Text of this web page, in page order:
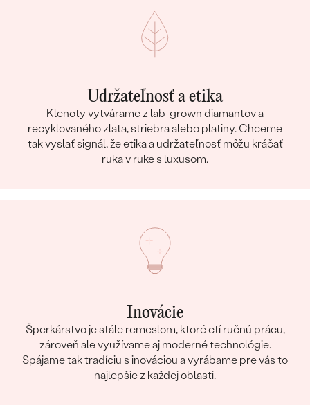
Udržateľnosť a etika
Klenoty vytvárame z lab-grown diamantov a
recyklovaného zlata, striebra alebo platiny. Chceme
tak vyslať signál, že etika a udržateľnosť môžu kráčať
ruka v ruke s luxusom.
Inovácie
Šperkárstvo je stále remeslom, ktoré ctí ručnú prácu,
zároveň ale využívame aj moderné technológie.
Spájame tak tradíciu s inováciou a vyrábame pre vás to
najlepšie z každej oblasti.